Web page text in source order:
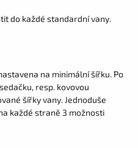
do každé standardní vany.
na minimální šířku. Po
resp. kovovou
šířky vany. Jednoduše
každé straně 3 možnosti